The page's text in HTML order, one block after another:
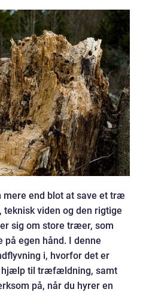
end blot at save et træ
viden og den rigtige
sig om store træer, som
egen hånd. I denne
i, hvorfor det er
hjælp til træfældning, samt
på, når du hyrer en